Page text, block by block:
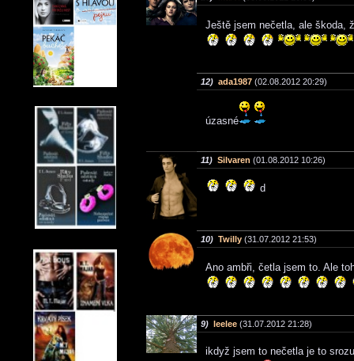
Ještě jsem nečetla, ale škoda,
12) ada1987 (02.08.2012 20:29)
úzasné
11) Silvaren (01.08.2012 10:26)
d
10) Twilly (31.07.2012 21:53)
Ano ambři, četla jsem to. Ale
9) leelee (31.07.2012 21:28)
ikdyž jsem to nečetla je to